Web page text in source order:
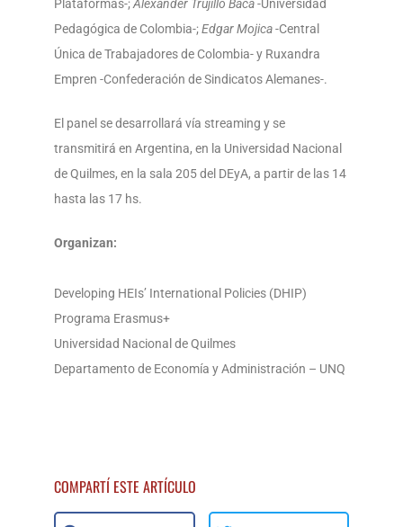
Plataformas-;Alexander Trujillo Baca-Universidad
Pedagógica de Colombia-;Edgar Mojica-Central
Única de Trabajadores de Colombia- y Ruxandra
Empren -Confederación de Sindicatos Alemanes-.
El panel se desarrollará vía streaming y se
transmitirá en Argentina, en la Universidad Nacional
de Quilmes, en la sala 205 del DEyA, a partir de las 14
hasta las 17 hs.
Organizan:
Developing HEIs’ International Policies (DHIP)
Programa Erasmus+
Universidad Nacional de Quilmes
Departamento de Economía y Administración – UNQ
COMPARTÍ ESTE ARTÍCULO